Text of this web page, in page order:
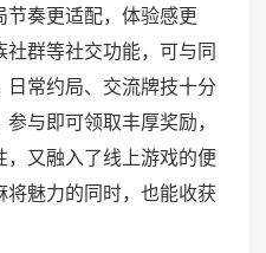
奏更适配，体验感更
群等社交功能，可与同
日常约局、交流牌技十分
与即可领取丰厚奖励，
，又融入了线上游戏的便
魅力的同时，也能收获